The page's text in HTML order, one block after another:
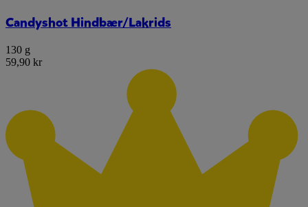
Candyshot Hindbær/Lakrids
130 g
59,90 kr